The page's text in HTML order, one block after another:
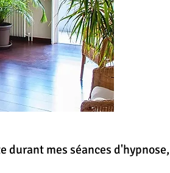
durant mes séances d'hypnose,